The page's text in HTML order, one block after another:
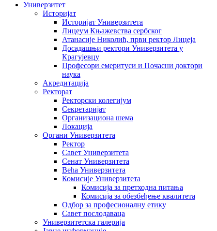
Универзитет
Историјат
Историјат Универзитета
Лицеум Књажевства сербског
Атанасије Николић, први ректор Лицеја
Досадашњи ректори Универзитета у
Крагујевцу
Професори емеритуси и Почасни доктори
наука
Акредитација
Ректорат
Ректорски колегијум
Секретаријат
Организациона шема
Локација
Органи Универзитета
Ректор
Савет Универзитета
Сенат Универзитета
Већа Универзитета
Комисије Универзитета
Комисија за претходна питања
Комисија за обезбеђење квалитета
Одбор за професионалну етику
Савет послодаваца
Универзитетска галерија